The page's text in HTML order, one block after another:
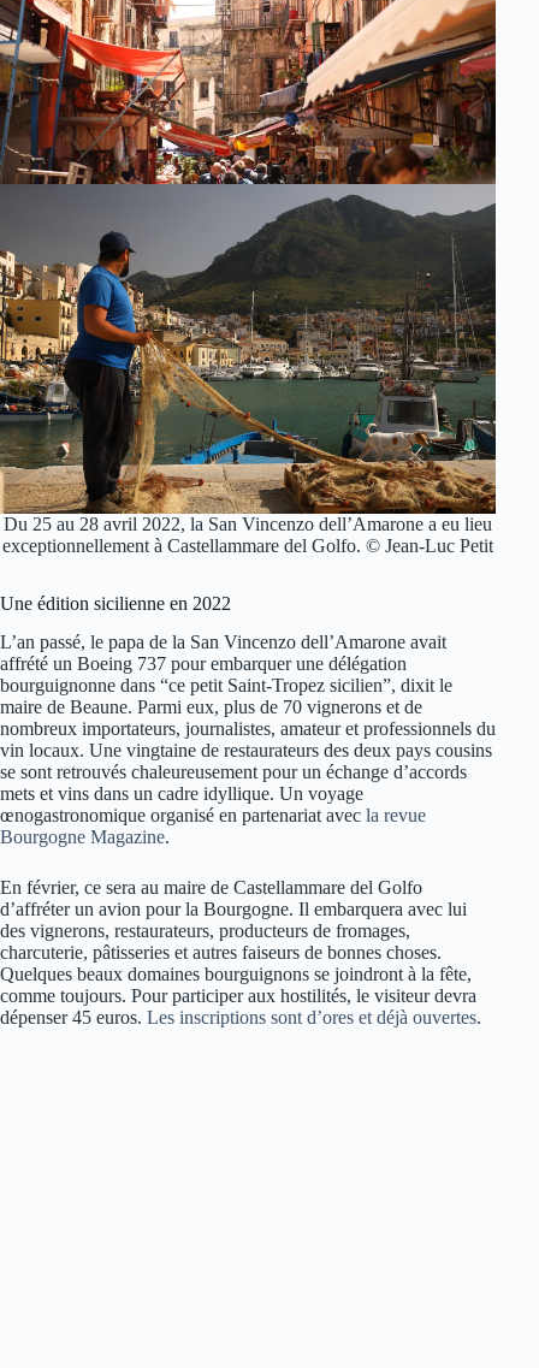
Du 25 au 28 avril 2022, la San Vincenzo dell’Amarone a eu lieu
exceptionnellement à Castellammare del Golfo. © Jean-Luc Petit
Une édition sicilienne en 2022
L’an passé, le papa de la San Vincenzo dell’Amarone avait
affrété un Boeing 737 pour embarquer une délégation
bourguignonne dans “ce petit Saint-Tropez sicilien”, dixit le
maire de Beaune. Parmi eux, plus de 70 vignerons et de
nombreux importateurs, journalistes, amateur et professionnels du
vin locaux. Une vingtaine de restaurateurs des deux pays cousins
se sont retrouvés chaleureusement pour un échange d’accords
mets et vins dans un cadre idyllique. Un voyage
œnogastronomique organisé en partenariat avec la revue
Bourgogne Magazine.
En février, ce sera au maire de Castellammare del Golfo
d’affréter un avion pour la Bourgogne. Il embarquera avec lui
des vignerons, restaurateurs, producteurs de fromages,
charcuterie, pâtisseries et autres faiseurs de bonnes choses.
Quelques beaux domaines bourguignons se joindront à la fête,
comme toujours. Pour participer aux hostilités, le visiteur devra
dépenser 45 euros. Les inscriptions sont d’ores et déjà ouvertes.